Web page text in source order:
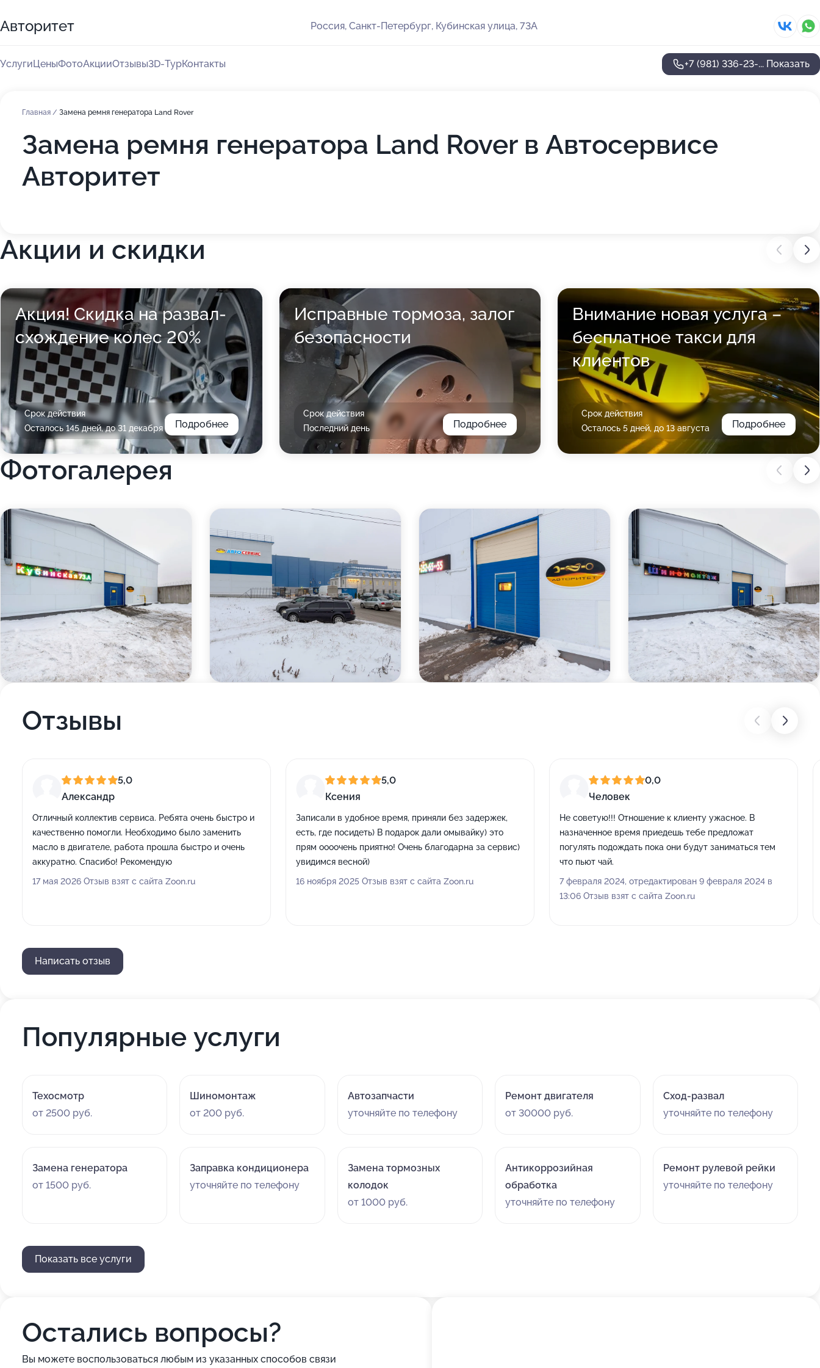
Авторитет Россия, Санкт-Петербург, Кубинская улица, 73А
УслугиЦеныФотоАкцииОтзывы3D-ТурКонтакты +7 (981) 336-23-... Показать
Главная / Замена ремня генератора Land Rover
Замена ремня генератора Land Rover в Автосервисе
Авторитет
Акции и скидки
Акция! Скидка на развал-
схождение колес 20%
Срок действия
Осталось 145 дней, до 31 декабря
Подробнее
Исправные тормоза, залог
безопасности
Срок действия
Последний день
Подробнее
Внимание новая услуга –
бесплатное такси для
клиентов
Срок действия
Осталось 5 дней, до 13 августа
Подробнее
Фотогалерея
Отзывы
5,0
Александр
Отличный коллектив сервиса. Ребята очень быстро и
качественно помогли. Необходимо было заменить
масло в двигателе, работа прошла быстро и очень
аккуратно. Спасибо! Рекомендую
17 мая 2026 Отзыв взят с сайта Zoon.ru
5,0
Ксения
Записали в удобное время, приняли без задержек,
есть, где посидеть) В подарок дали омывайку) это
прям оооочень приятно! Очень благодарна за сервис)
увидимся весной)
16 ноября 2025 Отзыв взят с сайта Zoon.ru
0,0
Человек
Не советую!!! Отношение к клиенту ужасное. В
назначенное время приедешь тебе предложат
погулять подождать пока они будут заниматься тем
что пьют чай.
7 февраля 2024, отредактирован 9 февраля 2024 в
13:06 Отзыв взят с сайта Zoon.ru
Написать отзыв
Популярные услуги
Техосмотр
от 2500 руб.
Шиномонтаж
от 200 руб.
Автозапчасти
уточняйте по телефону
Ремонт двигателя
от 30000 руб.
Сход-развал
уточняйте по телефону
Замена генератора
от 1500 руб.
Заправка кондиционера
уточняйте по телефону
Замена тормозных
колодок
от 1000 руб.
Антикоррозийная
обработка
уточняйте по телефону
Ремонт рулевой рейки
уточняйте по телефону
Показать все услуги
Остались вопросы?
Вы можете воспользоваться любым из указанных способов связи